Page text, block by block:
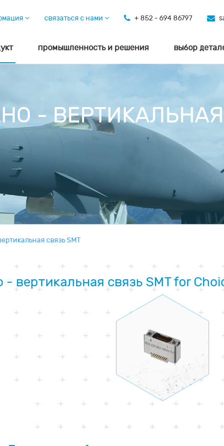
связаться с нами + 852 - 694 86797
промышленность и решения выбор
- ВЕРТИКАЛЬНАЯ
связь SMT
- вертикальная связь SMT for